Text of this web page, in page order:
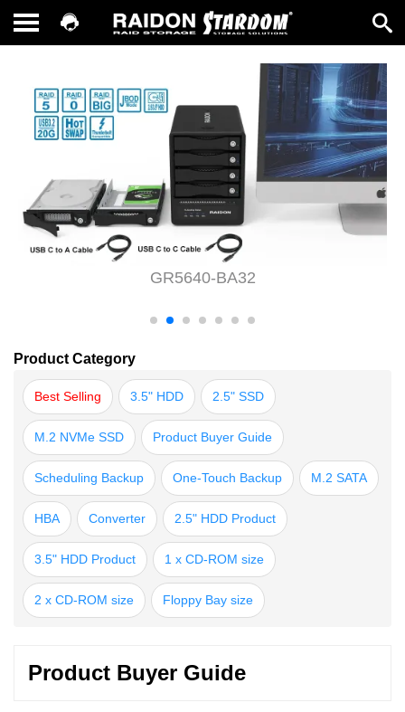
GR5640-BA32
Product Buyer Guide
Product Category
Best Selling 3.5" HDD 2.5" SSD
M.2 NVMe SSD Product Buyer Guide
Scheduling Backup One-Touch Backup M.2 SATA
HBA Converter 2.5" HDD Product
3.5" HDD Product 1 x CD-ROM size
2 x CD-ROM size Floppy Bay size